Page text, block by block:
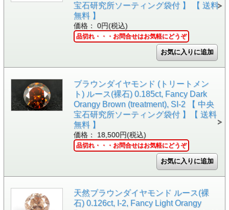
宝石研究所ソーティング袋付 】 【 送料
無料 】
価格： 0円(税込)
品切れ・・・お問合せはお気軽にどうぞ
ブラウンダイヤモンド (トリートメン
ト) ルース(裸石) 0.185ct, Fancy Dark
Orangy Brown (treatment), SI-2 【 中央
宝石研究所ソーティング袋付 】【 送料
無料 】
価格： 18,500円(税込)
品切れ・・・お問合せはお気軽にどうぞ
天然ブラウンダイヤモンド ルース(裸
石) 0.126ct, I-2, Fancy Light Orangy